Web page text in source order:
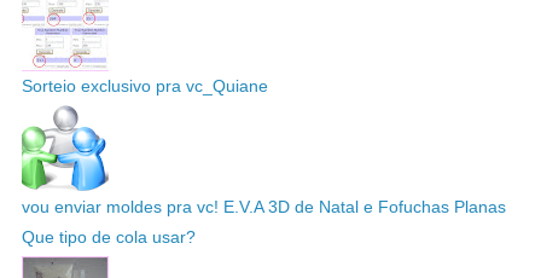
Sorteio exclusivo pra vc_Quiane
vou enviar moldes pra vc! E.V.A 3D de Natal e Fofuchas Planas
Que tipo de cola usar?